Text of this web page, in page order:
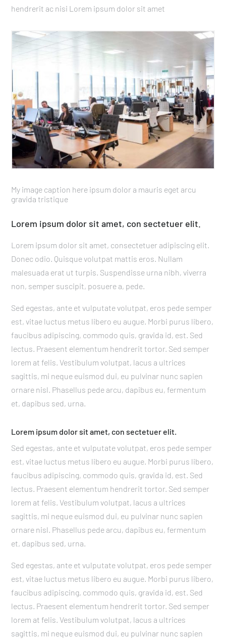
hendrerit ac nisi Lorem ipsum dolor sit amet
Lorem ipsum dolor sit amet, con sectetuer elit.
Lorem ipsum dolor sit amet, consectetuer adipiscing elit.
Donec odio. Quisque volutpat mattis eros. Nullam
malesuada erat ut turpis. Suspendisse urna nibh, viverra
non, semper suscipit, posuere a, pede.
Sed egestas, ante et vulputate volutpat, eros pede semper
est, vitae luctus metus libero eu augue. Morbi purus libero,
faucibus adipiscing, commodo quis, gravida id, est. Sed
lectus. Praesent elementum hendrerit tortor. Sed semper
lorem at felis. Vestibulum volutpat, lacus a ultrices
sagittis, mi neque euismod dui, eu pulvinar nunc sapien
ornare nisl. Phasellus pede arcu, dapibus eu, fermentum
et, dapibus sed, urna.
Lorem ipsum dolor sit amet, con sectetuer elit.
Sed egestas, ante et vulputate volutpat, eros pede semper
est, vitae luctus metus libero eu augue. Morbi purus libero,
faucibus adipiscing, commodo quis, gravida id, est. Sed
lectus. Praesent elementum hendrerit tortor. Sed semper
lorem at felis. Vestibulum volutpat, lacus a ultrices
sagittis, mi neque euismod dui, eu pulvinar nunc sapien
ornare nisl. Phasellus pede arcu, dapibus eu, fermentum
et, dapibus sed, urna.
Sed egestas, ante et vulputate volutpat, eros pede semper
est, vitae luctus metus libero eu augue. Morbi purus libero,
faucibus adipiscing, commodo quis, gravida id, est. Sed
lectus. Praesent elementum hendrerit tortor. Sed semper
lorem at felis. Vestibulum volutpat, lacus a ultrices
sagittis, mi neque euismod dui, eu pulvinar nunc sapien